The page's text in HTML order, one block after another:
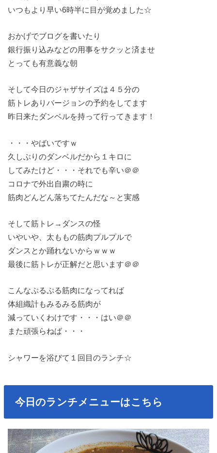
いつもより早い6時半に目が覚めました☆
おかげでブログを書いたり
銀行振り込みなどの用事をサクッと済ませ
とっても有意義な朝
そして今日のジャザサイズは４５分の
筋トレありバージョンの予約をしてます
昨日来たダンベルを持って行ってきます！
・・・やばいですｗ
久しぶりのダンベルだから１キロに
してみたけど・・・それでも辛い＠＠
コロナで外出自粛の時に
筋肉どんどん落ちてたんだな～と実感
そして筋トレ→ダンスの怪
いやいや、太ももの筋肉プルプルで
ダンスとか踊れないからｗｗｗ
最後に筋トレが正解だと思います＠＠
こんなぷるぷる筋肉になってれば
体組織計もみるみる筋肉が
減っていくわけです・・・はい＠＠
また頑張らねば・・・
シャワーを浴びて１回目のランチ☆
今日のランチメニューはこちら